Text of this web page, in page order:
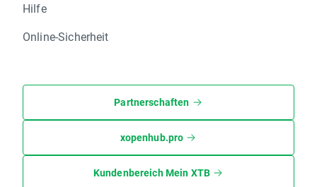
Hilfe
Online-Sicherheit
Partnerschaften
xopenhub.pro
Kundenbereich Mein XTB